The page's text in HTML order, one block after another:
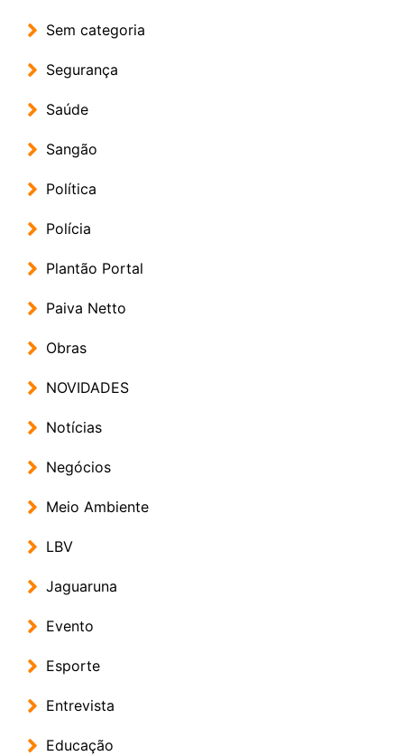
Sem categoria
Segurança
Saúde
Sangão
Política
Polícia
Plantão Portal
Paiva Netto
Obras
NOVIDADES
Notícias
Negócios
Meio Ambiente
LBV
Jaguaruna
Evento
Esporte
Entrevista
Educação